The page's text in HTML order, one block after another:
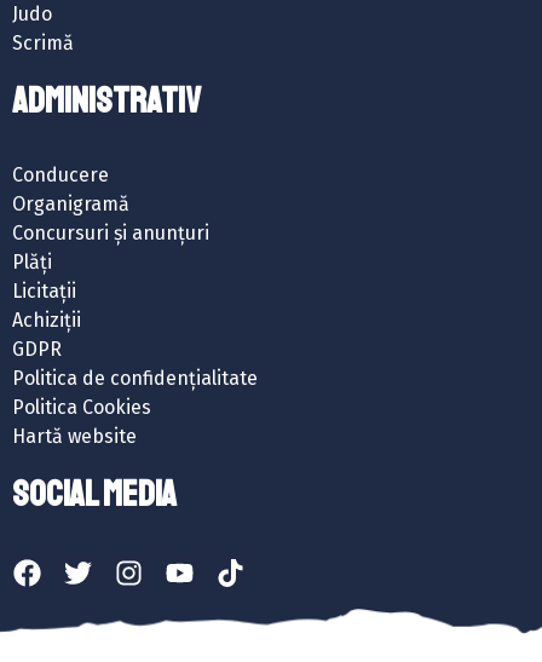
Judo
Scrimă
ADMINISTRATIV
Conducere
Organigramă
Concursuri și anunțuri
Plăți
Licitații
Achiziții
GDPR
Politica de confidențialitate
Politica Cookies
Hartă website
SOCIAL MEDIA